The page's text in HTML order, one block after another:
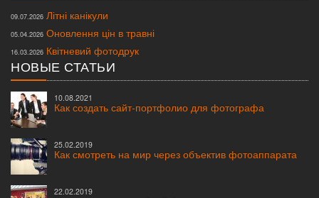
09.07.2026 Літні канікули
05.04.2026 Оновлення цін в травні
16.03.2026 Квітневий фотодрук
НОВЫЕ СТАТЬИ
10.08.2021
Как создать сайт-портфолио для фотографа
25.02.2019
Как смотреть на мир через объектив фотоаппарата
22.02.2019